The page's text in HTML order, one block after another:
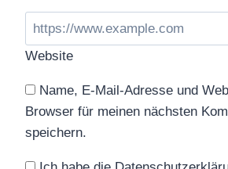
Website
Name, E-Mail-Adresse und
Browser für meinen nächsten
speichern.